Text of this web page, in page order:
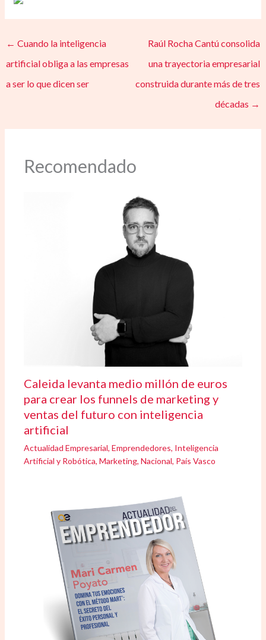
← Cuando la inteligencia
artificial obliga a las empresas
a ser lo que dicen ser
Raúl Rocha Cantú consolida
una trayectoria empresarial
construida durante más de tres
décadas →
Recomendado
Caleida levanta medio millón de euros
para crear los funnels de marketing y
ventas del futuro con inteligencia
artificial
Actualidad Empresarial,Emprendedores, Inteligencia
Artificial y Robótica,Marketing,Nacional, País Vasco